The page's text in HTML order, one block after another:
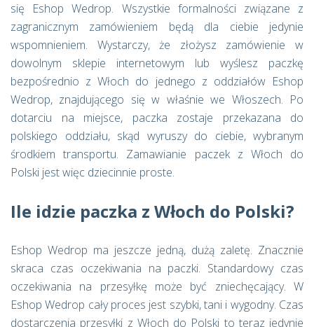
się Eshop Wedrop. Wszystkie formalności związane z
zagranicznym zamówieniem będą dla ciebie jedynie
wspomnieniem. Wystarczy, że złożysz zamówienie w
dowolnym sklepie internetowym lub wyślesz paczkę
bezpośrednio z Włoch do jednego z oddziałów Eshop
Wedrop, znajdującego się w właśnie we Włoszech. Po
dotarciu na miejsce, paczka zostaje przekazana do
polskiego oddziału, skąd wyruszy do ciebie, wybranym
środkiem transportu. Zamawianie paczek z Włoch do
Polski jest więc dziecinnie proste.
Ile idzie paczka z Włoch do Polski?
Eshop Wedrop ma jeszcze jedną, dużą zaletę. Znacznie
skraca czas oczekiwania na paczki. Standardowy czas
oczekiwania na przesyłkę może być zniechęcający. W
Eshop Wedrop cały proces jest szybki, tani i wygodny. Czas
dostarczenia przesyłki z Włoch do Polski to teraz jedynie